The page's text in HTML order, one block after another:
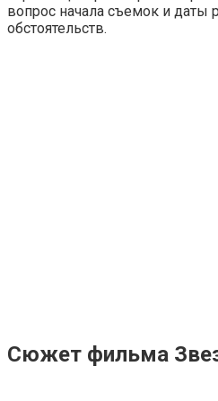
вопрос начала съемок и даты
обстоятельств.
Сюжет фильма